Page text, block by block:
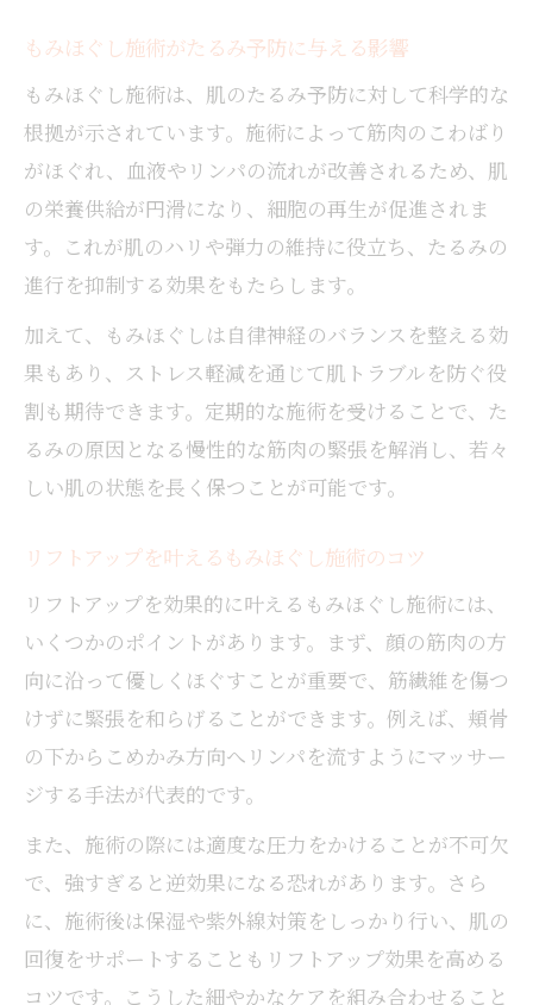
もみほぐし施術がたるみ予防に与える影響
もみほぐし施術は、肌のたるみ予防に対して科学的な
根拠が示されています。施術によって筋肉のこわばり
がほぐれ、血液やリンパの流れが改善されるため、肌
の栄養供給が円滑になり、細胞の再生が促進されま
す。これが肌のハリや弾力の維持に役立ち、たるみの
進行を抑制する効果をもたらします。
加えて、もみほぐしは自律神経のバランスを整える効
果もあり、ストレス軽減を通じて肌トラブルを防ぐ役
割も期待できます。定期的な施術を受けることで、た
るみの原因となる慢性的な筋肉の緊張を解消し、若々
しい肌の状態を長く保つことが可能です。
リフトアップを叶えるもみほぐし施術のコツ
リフトアップを効果的に叶えるもみほぐし施術には、
いくつかのポイントがあります。まず、顔の筋肉の方
向に沿って優しくほぐすことが重要で、筋繊維を傷つ
けずに緊張を和らげることができます。例えば、頬骨
の下からこめかみ方向へリンパを流すようにマッサー
ジする手法が代表的です。
また、施術の際には適度な圧力をかけることが不可欠
で、強すぎると逆効果になる恐れがあります。さら
に、施術後は保湿や紫外線対策をしっかり行い、肌の
回復をサポートすることもリフトアップ効果を高める
コツです。こうした細やかなケアを組み合わせること